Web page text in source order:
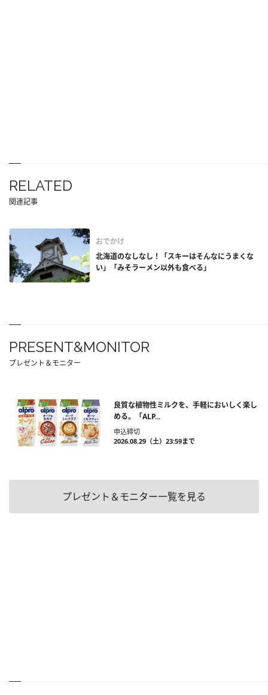
RELATED
関連記事
おでかけ
北海道のなしなし！「スキーはそんなにうまくな
い」「みそラーメン以外も食べる」
PRESENT&MONITOR
プレゼント＆モニター
良質な植物性ミルクを、手軽においしく楽し
める。「ALP...
申込締切
2026.08.29（土）23:59まで
プレゼント＆モニター一覧を見る